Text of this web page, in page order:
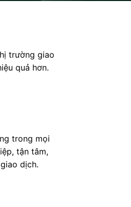
trường giao
quả hơn.
trong mọi
tận tâm,
dịch.